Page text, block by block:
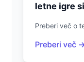
letne igre
Preberi več o
Preberi več